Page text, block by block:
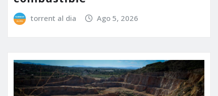
torrent al dia Ago 5, 2026